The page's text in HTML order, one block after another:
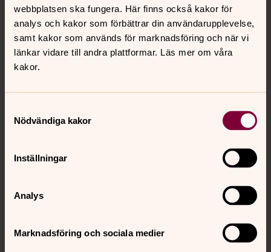
webbplatsen ska fungera. Här finns också kakor för
analys och kakor som förbättrar din användarupplevelse,
samt kakor som används för marknadsföring och när vi
länkar vidare till andra plattformar. Läs mer om våra
kakor.
Nödvändiga kakor
Inställningar
Analys
Marknadsföring och sociala medier
Kostar det något?
För den som tillhör Svenska kyrkan är vigseln gratis, det
vill säga församlingen tillhandahåller präst, kantor och
vaktmästare. Det gäller också om bara den ena i paret
säga någon som inte är anställd i Åkerbo församling får
parterna tillhör Svenska kyrkan har man inte rätt till
kyrkans kyrkolokaler?
Ibland uppkommer frågan om man får ha vigsel med
vigselförrättare från annat kristet samfund. Om någon i
paret tillhör Svenska kyrkan lånar vi ut kyrkolokalen